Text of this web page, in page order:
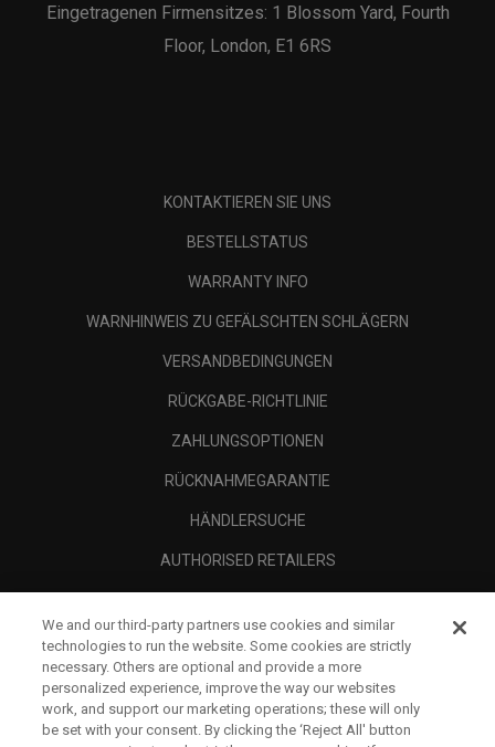
Eingetragenen Firmensitzes: 1 Blossom Yard, Fourth
Floor, London, E1 6RS
KONTAKTIEREN SIE UNS
BESTELLSTATUS
WARRANTY INFO
WARNHINWEIS ZU GEFÄLSCHTEN SCHLÄGERN
VERSANDBEDINGUNGEN
RÜCKGABE-RICHTLINIE
ZAHLUNGSOPTIONEN
RÜCKNAHMEGARANTIE
HÄNDLERSUCHE
AUTHORISED RETAILERS
UNTERNEHMENSPROFIL
RECHTLICHES-
We and our third-party partners use cookies and similar
technologies to run the website. Some cookies are strictly
necessary. Others are optional and provide a more
personalized experience, improve the way our websites
work, and support our marketing operations; these will only
be set with your consent. By clicking the ‘Reject All' button